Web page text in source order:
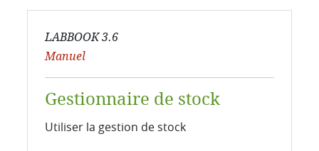
LABBOOK 3.6
Manuel
Gestionnaire de stock
Utiliser la gestion de stock